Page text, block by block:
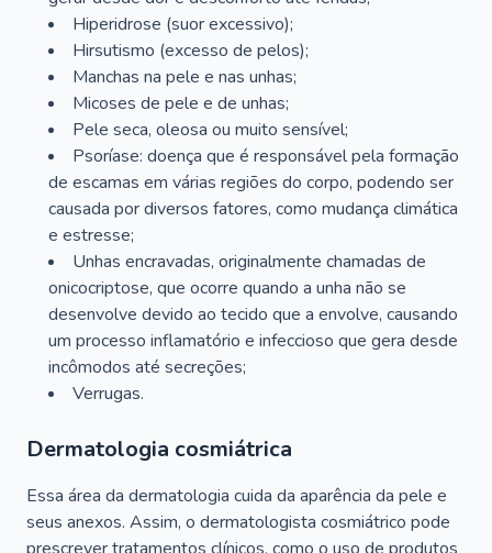
Hiperidrose (suor excessivo);
Hirsutismo (excesso de pelos);
Manchas na pele e nas unhas;
Micoses de pele e de unhas;
Pele seca, oleosa ou muito sensível;
Psoríase: doença que é responsável pela formação
de escamas em várias regiões do corpo, podendo ser
causada por diversos fatores, como mudança climática
e estresse;
Unhas encravadas, originalmente chamadas de
onicocriptose, que ocorre quando a unha não se
desenvolve devido ao tecido que a envolve, causando
um processo inflamatório e infeccioso que gera desde
incômodos até secreções;
Verrugas.
Dermatologia cosmiátrica
Essa área da dermatologia cuida da aparência da pele e
seus anexos. Assim, o dermatologista cosmiátrico pode